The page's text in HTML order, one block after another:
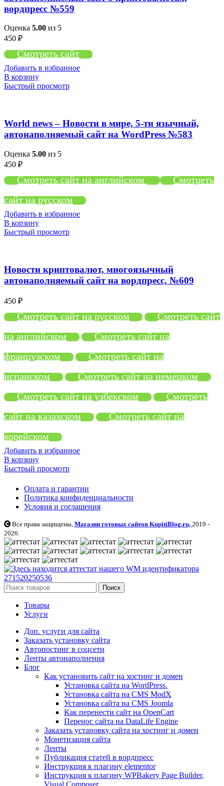
вордпресс №559
Оценка 5.00 из 5
450 ₽
Смотреть сайт
Добавить в избранное
В корзину
Быстрый просмотр
World news – Новости в мире, 5-ти язычный,
автонаполняемый сайт на WordPress №583
Оценка 5.00 из 5
450 ₽
Смотреть сайт на английском
Смотреть
сайт на русском
Добавить в избранное
В корзину
Быстрый просмотр
Новости криптовалют, многоязычный
автонаполняемый сайт на вордпресс, №609
450 ₽
Смотреть сайт на русском
Смотреть сайт
на английском
Смотреть сайт на
французском
Смотреть сайт на
испанском
Смотреть сайт на немецком
Смотреть сайт на узбекском
Смотреть
сайт на казахском
Смотреть сайт на
корейском
Добавить в избранное
В корзину
Быстрый просмотр
Оплата и гарантии
Политика конфиденциальности
Условия и соглашения
Все права защищены, Магазин готовых сайтов KupitiBlog.ru, 2019 -
2026.
Поиск
Товары
Услуги
Доп. услуги для сайта
Заказать установку сайта
Автопостинг в соцсети
Ленты автонаполнения
Блог
Как установить сайт на хостинг и домен
Установка сайта на WordPress.
Установка сайта на CMS ModX
Установка сайта на CMS Joomla
Как перенести сайт на OpenCart
Перенос сайта на DataLife Engine
Заказать установку сайта на хостинг и домен
Монетизация сайта
Ленты
Публикация статей в вордпресс
Инструкция к плагину elementor
Инструкция к плагину WPBakery Page Builder,
Visual Composer